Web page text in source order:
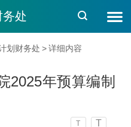
处
划财务处 > 详细内容
2025年预算编制
T T